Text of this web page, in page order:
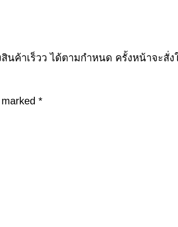
นค้าเร็วว ได้ตามกำหนด ครั้งหน้าจะสั่ง
*